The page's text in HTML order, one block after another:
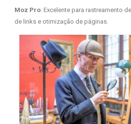
Moz Pro: Excelente para rastreamento
de links e otimização de páginas.